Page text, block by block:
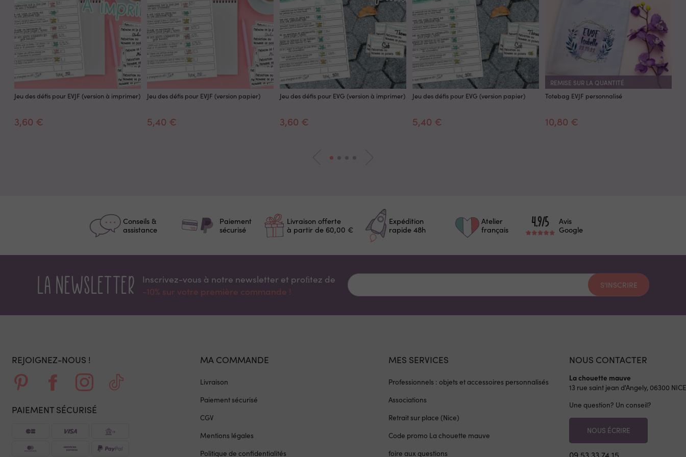
Jeu des défis pour EVJF (version à imprimer)
3,60 €
Jeu des défis pour EVJF (version papier)
5,40 €
Jeu des défis pour EVG (version à imprimer)
3,60 €
Jeu des défis pour EVG (version papier)
5,40 €
REMISE SUR LA QUANTITÉ
Totebag EVJF personnalisé
10,80 €
Conseils &
assistance
Paiement
sécurisé
Livraison offerte
à partir de 60,00 €
Expédition
rapide 48h
Atelier
français
Avis
Google
La newsletter
Inscrivez-vous à notre newsletter et proﬁtez de
-10% sur votre première commande !
S'INSCRIRE
REJOIGNEZ-NOUS !
PAIEMENT SÉCURISÉ
MA COMMANDE
Livraison
Paiement sécurisé
CGV
Mentions légales
Politique de confidentialités
MES SERVICES
Professionnels : objets et accessoires personnalisés
Associations
Retrait sur place (Nice)
Code promo La chouette mauve
foire aux questions
NOUS CONTACTER
La chouette mauve
13 rue saint jean d'Angely, 06300 NICE
Une question? Un conseil?
NOUS ÉCRIRE
09 53 33 74 15